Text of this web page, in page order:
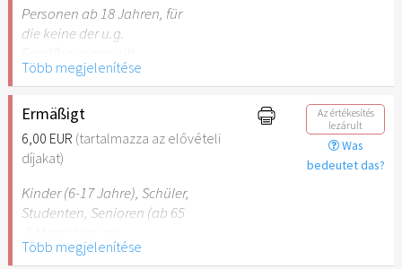
Personen ab 18 Jahren, für
die keine der u.g.
Több megjelenítése
Ermäßigt
6,00 EUR (tartalmazza az elővételi
díjakat)
Az értékesítés
lezárult
Was
bedeutet das?
Kinder (6-17 Jahre), Schüler,
Studenten, Senioren (ab 65
Behinderung (ab 50%),
Több megjelenítése